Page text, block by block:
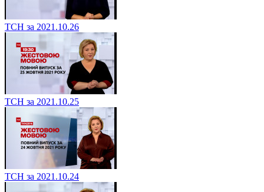
ТСН за 2021.10.26
ТСН за 2021.10.25
ТСН за 2021.10.24